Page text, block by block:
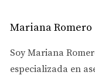
pagar deudas y
solicitar un
Gastos
Cuando piensas
Mariana Romero
Soy Mariana
especializada en